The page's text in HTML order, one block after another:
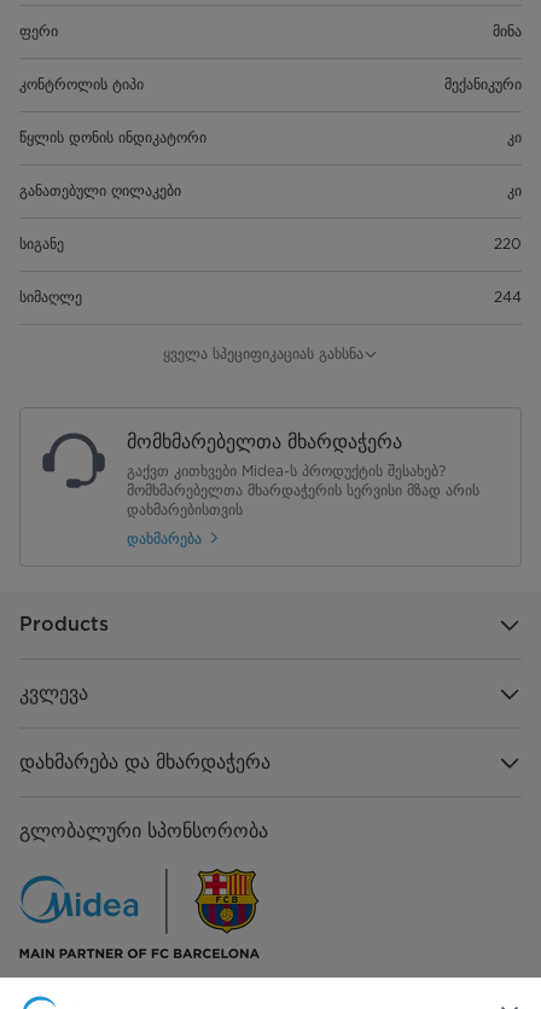
ფერი მინა
კონტროლის ტიპი მექანიკური
წყლის დონის ინდიკატორი კი
განათებული ღილაკები კი
სიგანე 220
სიმაღლე 244
მიწოდების სიხშირე
ავტომატური გათიშვა
ყველა სპეციფიკაციას გახსნა
მომხმარებელთა მხარდაჭერა
გაქვთ კითხვები Midea-ს პროდუქტის შესახებ?
მომხმარებელთა მხარდაჭერის სერვისი მზად არის
დახმარებისთვის
დახმარება
Products
კვლევა
დახმარება და მხარდაჭერა
გლობალური სპონსორობა